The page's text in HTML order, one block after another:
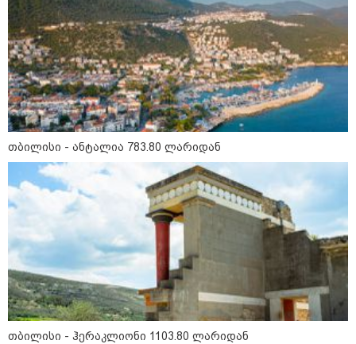
თბილისი - ანტალია 783.80
ლარიდან
თბილისი - ჰერაკლიონი 1103.80
ლარიდან
თბილისი - ბუდაპეშტი 1421.00
ლარიდან
თბილისი - ანტალია 783.80 ლარიდან
თბილისი - ჰერაკლიონი 1103.80 ლარიდან